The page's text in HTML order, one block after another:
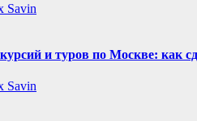
Savin
и туров по Москве: как
Savin